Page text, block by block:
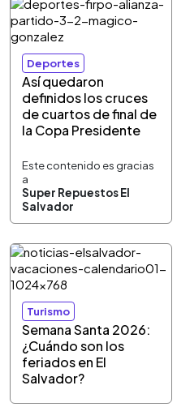
Deportes
Así quedaron
definidos los cruces
de cuartos de final de
la Copa Presidente
Este contenido es gracias
a
Super Repuestos El
Salvador
Turismo
Semana Santa 2026:
¿Cuándo son los
feriados en El
Salvador?